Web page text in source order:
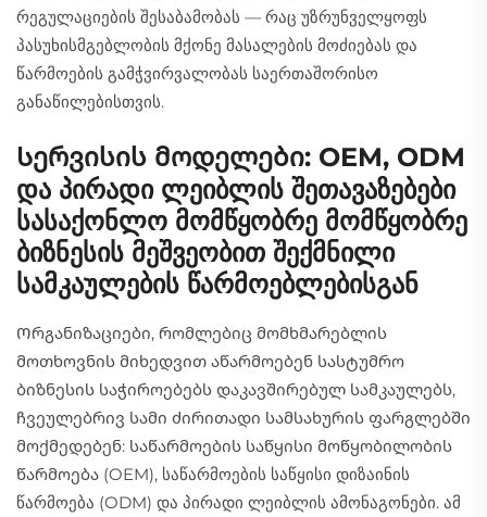
რეგულაციების შესაბამობას — რაც უზრუნველყოფს
პასუხისმგებლობის მქონე მასალების მოძიებას და
წარმოების გამჭვირვალობას საერთაშორისო
განაწილებისთვის.
Სერვისის მოდელები: OEM, ODM
და პირადი ლეიბლის შეთავაზებები
სასაქონლო მომწყობრე მომწყობრე
ბიზნესის მეშვეობით შექმნილი
სამკაულების წარმოებლებისგან
Ორგანიზაციები, რომლებიც მომხმარებლის
მოთხოვნის მიხედვით აწარმოებენ სასტუმრო
ბიზნესის საჭიროებებს დაკავშირებულ სამკაულებს,
ჩვეულებრივ სამი ძირითადი სამსახურის ფარგლებში
მოქმედებენ: საწარმოების საწყისი მოწყობილობის
წარმოება (OEM), საწარმოების საწყისი დიზაინის
წარმოება (ODM) და პირადი ლეიბლის ამონაგონები. ამ